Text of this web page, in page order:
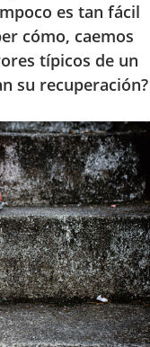
es tan fácil
cómo, caemos
típicos de un
su recuperación?